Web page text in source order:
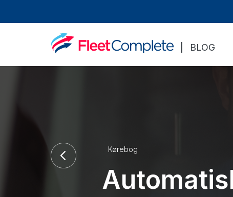
BLOG
Kørebog